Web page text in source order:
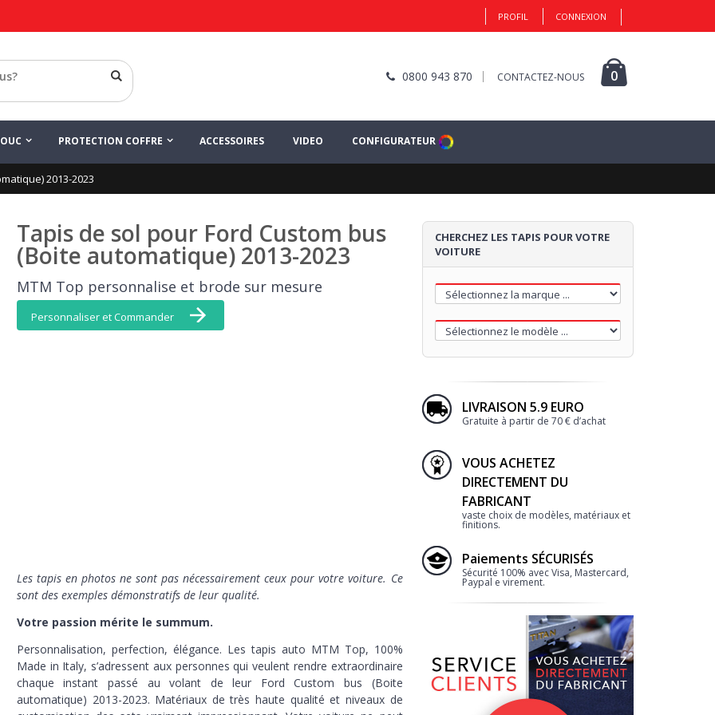
PROFIL CONNEXION
0800 943 870 CONTACTEZ-NOUS 0
PROTECTION COFFRE ACCESSOIRES VIDEO CONFIGURATEUR
2013-2023
Tapis de sol pour Ford Custom bus
(Boite automatique) 2013-2023
MTM Top personnalise et brode sur mesure
Personnaliser et Commander
Les tapis en photos ne sont pas nécessairement ceux pour votre voiture. Ce
sont des exemples démonstratifs de leur qualité.
Votre passion mérite le summum.
Personnalisation, perfection, élégance. Les tapis auto MTM Top, 100%
Made in Italy, s’adressent aux personnes qui veulent rendre extraordinaire
chaque instant passé au volant de leur Ford Custom bus (Boite
automatique) 2013-2023. Matériaux de très haute qualité et niveaux de
Cliquez ici pour commencer
BORDURE
CHERCHEZ LES TAPIS POUR VOTRE
VOITURE
LIVRAISON 5.9 EURO
Gratuite à partir de 70 € d’achat
VOUS ACHETEZ
DIRECTEMENT DU
FABRICANT
vaste choix de modèles, matériaux et
finitions.
Paiements SÉCURISÉS
Sécurité 100% avec Visa, Mastercard,
Paypal e virement.